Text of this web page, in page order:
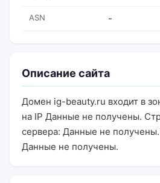
ASN -
Описание сайта
Домен ig-beauty.ru входит в
на IP Данные не получены.
сервера: Данные не получены.
Данные не получены.